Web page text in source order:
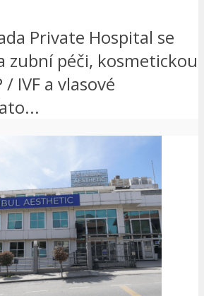
Private Hospital se
zubní péči, kosmetickou
IVF a vlasové